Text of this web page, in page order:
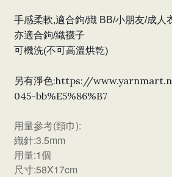
手感柔軟,適合鉤/織 BB/小朋友/成人
亦適合鉤/織襪子
可機洗(不可高溫烘乾)
另有淨色:https://
045-bb%E5%86%B7
用量參考(頸巾):
織針:3.5mm
用量:1個
尺寸:58X17cm